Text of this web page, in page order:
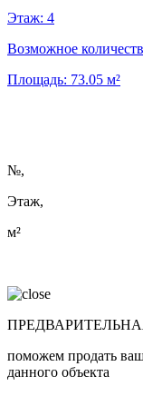
Этаж: 4
Возможное
Площадь: 73.05 м²
№,
Этаж,
м²
поможем продать
данного объекта